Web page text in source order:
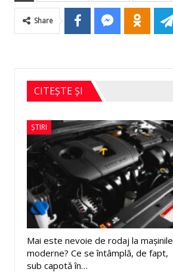
Share
CITEȘTE ȘI
ȘTIRI
Mai este nevoie de rodaj la mașinile
moderne? Ce se întâmplă, de fapt,
sub capotă în…